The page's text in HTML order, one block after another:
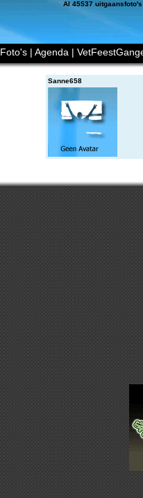
Al 45537
Foto's | Agenda |
Sanne658